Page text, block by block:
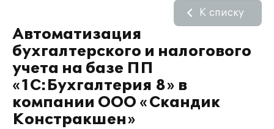
Автоматизация
бухгалтерского и налогового
учета на базе ПП
«1C:Бухгалтерия 8» в
компании ООО «Скандик
Констракшен»
К списку